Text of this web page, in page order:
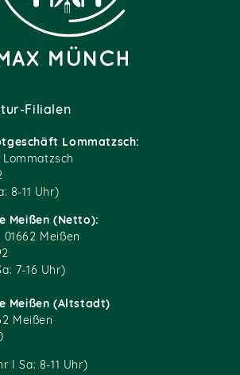
Filialen
Lommatzsch:
Lommatzsch
8-11 Uhr)
Meißen (Netto):
01662 Meißen
7-16 Uhr)
Meißen (Altstadt)
Meißen
I Sa: 8-11 Uhr)